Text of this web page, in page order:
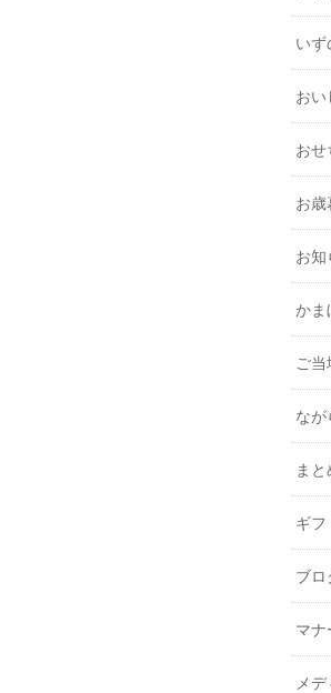
いず
おい
おせ
お歳
お知
かま
ご当
なが
ま
ギフ
ブロ
マナ
メ